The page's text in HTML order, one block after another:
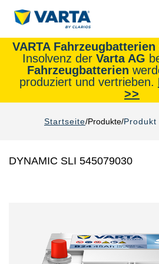
VARTA Fahrzeugbatterien
Insolvenz der Varta AG
Fahrzeugbatterien
produziert und vertrieben.
>>
Startseite Produkte Produkt
DYNAMIC SLI 545079030